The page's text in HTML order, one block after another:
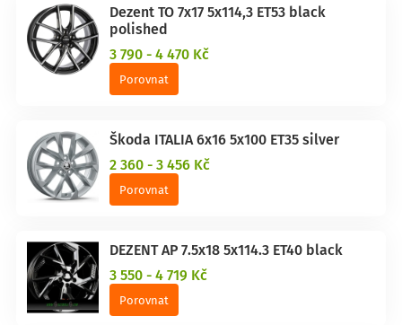
Dezent TO 7x17 5x114,3 ET53 black
polished
3 790 - 4 470 Kč
Porovnat
Škoda ITALIA 6x16 5x100 ET35 silver
2 360 - 3 456 Kč
Porovnat
DEZENT AP 7.5x18 5x114.3 ET40 black
3 550 - 4 719 Kč
Porovnat